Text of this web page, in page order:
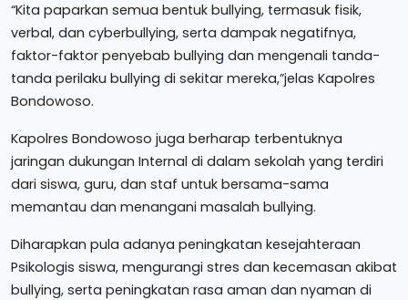
“Kita paparkan semua bentuk bullying, termasuk fisik,
verbal, dan cyberbullying, serta dampak negatifnya,
faktor-faktor penyebab bullying dan mengenali tanda-
tanda perilaku bullying di sekitar mereka,”jelas Kapolres
Bondowoso.
Kapolres Bondowoso juga berharap terbentuknya
jaringan dukungan Internal di dalam sekolah yang terdiri
dari siswa, guru, dan staf untuk bersama-sama
memantau dan menangani masalah bullying.
Diharapkan pula adanya peningkatan kesejahteraan
Psikologis siswa, mengurangi stres dan kecemasan akibat
bullying, serta peningkatan rasa aman dan nyaman di